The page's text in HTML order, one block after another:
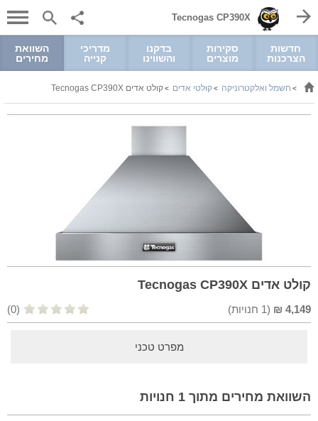
Tecnogas CP390X
חדשות
הצרכנות
סקירות
מוצרים
בדקנו
והשווינו
מדריכי
קנייה
השוואת
מחירים
> חשמל ואלקטרוניקה >קולטי אדים >קולט אדים Tecnogas CP390X
קולט אדים Tecnogas CP390X
4,149
₪
(
1 חנויות) (0)
מפרט טכני
השוואת מחירים מתוך 1 חנויות